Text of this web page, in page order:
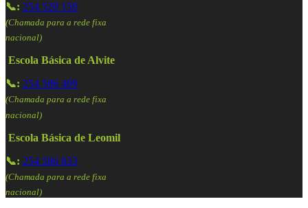
📞: 254 520 150
(Chamada para a rede fixa
nacional)
Escola Básica de Alvite
📞: 254 586 409
(Chamada para a rede fixa
nacional)
Escola Básica de Leomil
📞: 254 586 833
(Chamada para a rede fixa
nacional)